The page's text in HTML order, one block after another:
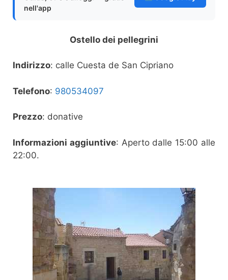
nell'app
Ostello dei pellegrini
Indirizzo: calle Cuesta de San Cipriano
Telefono: 980534097
Prezzo: donative
Informazioni aggiuntive: Aperto dalle 15:00 alle
22:00.